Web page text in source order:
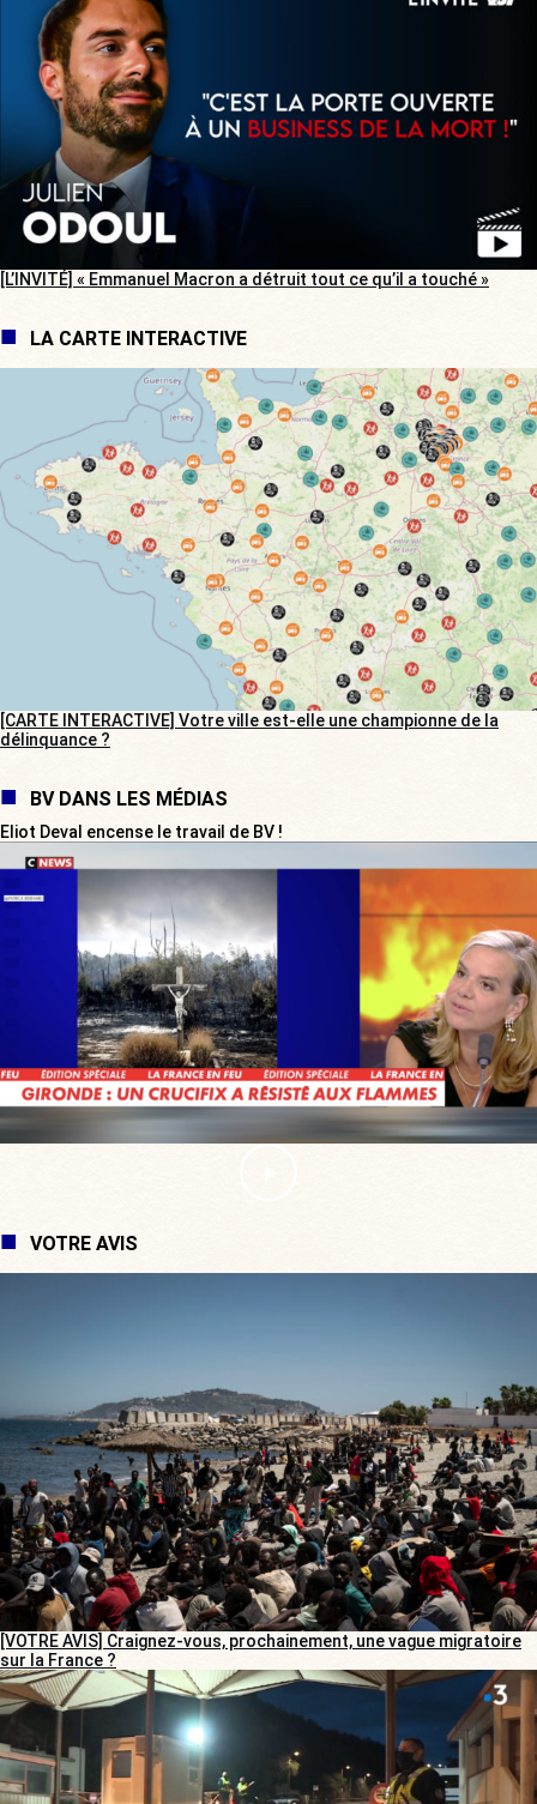
[L’INVITÉ] « Emmanuel Macron a détruit tout ce qu’il a touché »
LA CARTE INTERACTIVE
[CARTE INTERACTIVE] Votre ville est-elle une championne de la
délinquance ?
BV DANS LES MÉDIAS
Eliot Deval encense le travail de BV !
VOTRE AVIS
[VOTRE AVIS] Craignez-vous, prochainement, une vague migratoire
sur la France ?